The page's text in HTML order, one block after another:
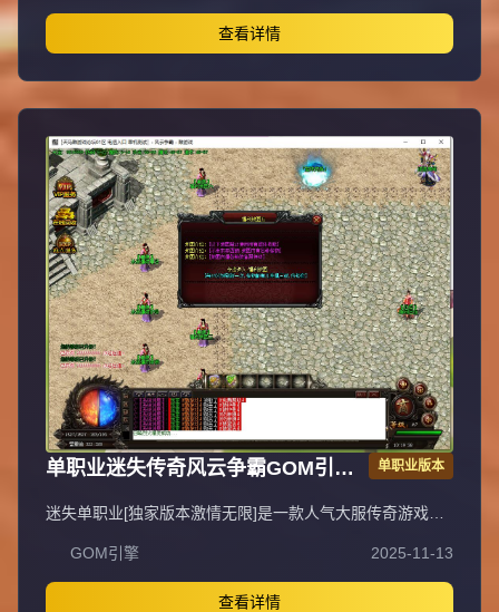
合成所有装备全靠打，装备材料全爆让时间更值钱，新服合
区后攻城晚上统一拿沙奖励千元RMB，万元封挂网关严惩
外挂，六年老品牌长期良心服，老板玩家都能激情玩！
查看详情
单职业迷失传奇风云争霸GOM引擎
单职业版本
迷失单职业[独家版本激情无限]是一款人气大服传奇游戏，
一分钱即可畅玩，支持无线刷元宝、无充值直接领取顶赞，
封挂稳定长期，采用无GM管理模式。QQ①群：易玩版本
库。抵制不良游戏，拒绝盗版游戏，注意自身保护，谨防受
GOM引擎 2025-11-13
查看详情